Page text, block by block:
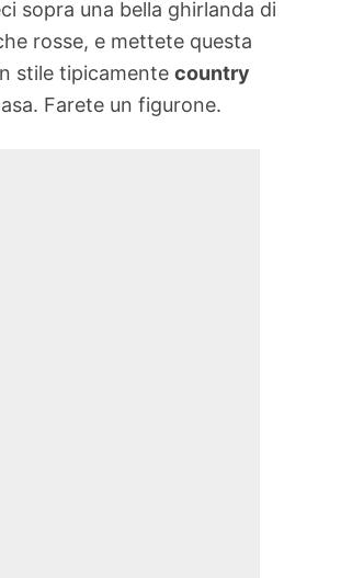
sopra una bella ghirlanda di
rosse, e mettete questa
stile tipicamente country
Farete un figurone.